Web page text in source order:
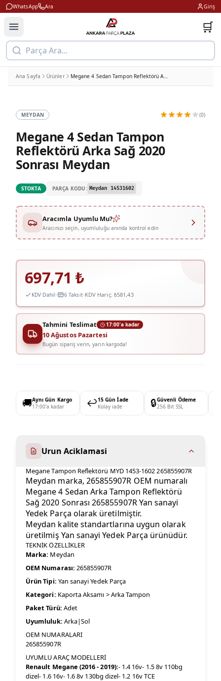
WhatsApp Ara Giriş
🛒
Parça Ara...
Ana Sayfa Ürünler Megane 4 Sedan Tampon Reflektörü Arka Sağ 2020 Sonrası Meydan
MEYDAN (0)
Megane 4 Sedan Tampon
Reflektörü Arka Sağ 2020
Sonrası Meydan
STOKTA PARÇA KODU: Meydan 14531602
Aracımla Uyumlu Mu?
Aracınızı seçin, uyumluluğu anında kontrol edin
697,71 ₺
KDV Dahil 6 Taksit KDV Hariç: ₺581,43
Tahmini Teslimat 17:00'a kadar
10 Ağustos Pazartesi
Bugün sipariş verin, yarın kargoda!
🚚Aynı Gün Kargo
17:00'a kadar
↩️15 Gün İade
Kolay iade
🔒Güvenli Ödeme
256 Bit SSL
Urun Aciklamasi
Megane Tampon Reflektörü MYD 1453-1602 265855907R
Meydan marka, 265855907R OEM numaralı
Megane 4 Sedan Arka Tampon Reflektörü
Sağ 2020 Sonrası 265855907R Yan sanayi
Yedek Parça olarak üretilmiştir.
Meydan kalite standartlarına uygun olarak
üretilmiş Yan sanayi Yedek Parça ürünüdür.
TEKNİK ÖZELLİKLER
Marka: Meydan
OEM Numarası: 265855907R
Ürün Tipi: Yan sanayi Yedek Parça
Kategori: Kaporta Aksamı > Arka Tampon
Paket Türü: Adet
Uyumluluk: Arka|Sol
OEM NUMARALARI
265855907R
UYUMLU ARAÇ MODELLERİ
Renault Megane (2016 - 2019):- 1.4 16v- 1.5 8v 110bg
dizel- 1.6 16v- 1.6 8v 130bg dizel- 1.2 16v TCE